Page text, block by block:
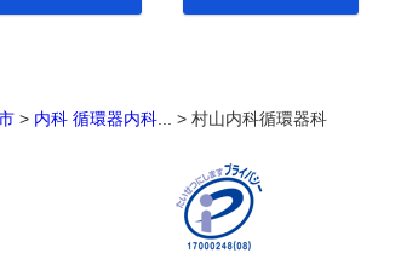
> 内科 循環器内科... > 村山内科循環器科